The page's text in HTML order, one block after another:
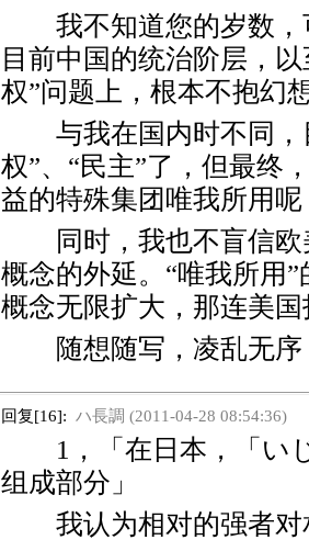
我不知道您的岁数
目前中国的统治阶层，
权”问题上，根本不抱幻
与我在国内时不同
权”、“民主”了，但最终
益的特殊集团唯我所用呢
同时，我也不盲信
概念的外延。“唯我所用
概念无限扩大，那连美
随想随写，凌乱无
回复[16]: ハ長調 (2011-04-28 08:54:36)
1，「在日本，「いじ
组成部分」
我认为相对的强者